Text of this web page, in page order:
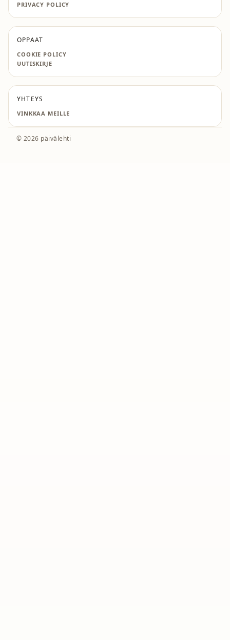
PRIVACY POLICY
OPPAAT
COOKIE POLICY
UUTISKIRJE
YHTEYS
VINKKAA MEILLE
© 2026 päivälehti